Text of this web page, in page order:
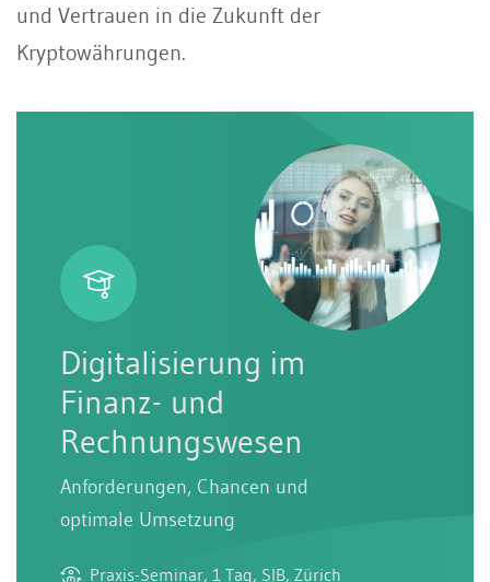
und Vertrauen in die Zukunft der
Kryptowährungen.
Digitalisierung im
Finanz- und
Rechnungswesen
Anforderungen, Chancen und
optimale Umsetzung
Praxis-Seminar, 1 Tag, SIB, Zürich